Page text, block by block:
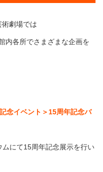
劇場では
内各所でさまざまな企画を
念イベント＞15周年記念バ
にて15周年記念展示を行い